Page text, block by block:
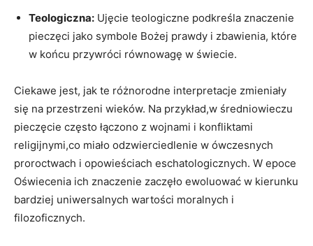
Teologiczna: Ujęcie teologiczne podkreśla znaczenie​
pieczęci⁣ jako symbole⁤ Bożej prawdy i zbawienia, które
w końcu⁤ przywróci​ równowagę w świecie.
Ciekawe jest, ⁢jak te różnorodne interpretacje zmieniały
się ⁢na przestrzeni ⁤wieków.⁣ Na przykład,w średniowieczu
pieczęcie często łączono z wojnami i konfliktami
religijnymi,co miało ⁢odzwierciedlenie w ówczesnych
proroctwach i opowieściach eschatologicznych. W ⁢epoce⁤
Oświecenia ich ⁢znaczenie zaczęło ewoluować w kierunku⁢
bardziej uniwersalnych wartości moralnych i
filozoficznych.